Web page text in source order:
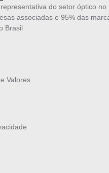
do setor óptico no
associadas e 95% das
Brasil
Valores